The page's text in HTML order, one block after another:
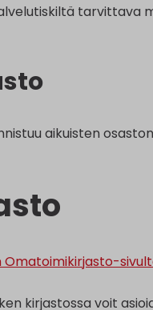
tarvittava
aikuisten
kirjastossa voit